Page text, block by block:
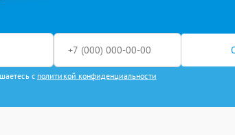
с политикой конфиденциальности